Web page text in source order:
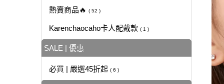
熱賣商品🔥 ( 52 )
Karenchaocaho卡人配戴款 ( 1 )
SALE | 優惠
必買 | 嚴選45折起 ( 6 )